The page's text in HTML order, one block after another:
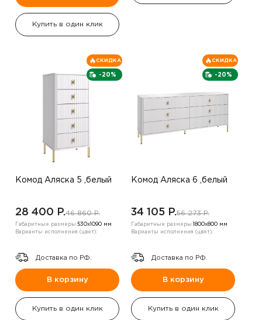
Купить в один клик
-20%
СКИДКА
Комод Аляска 5 ,белый
28 400 P.46 860 P.
Габаритные размеры:530х1090 мм
Варианты исполнения (цвет):
Доставка по РФ.
В корзину
Купить в один клик
-20%
СКИДКА
Комод Аляска 6 ,белый
34 105 P.56 273 P.
Габаритные размеры: 1800х800 мм
Варианты исполнения (цвет):
Доставка по РФ.
В корзину
Купить в один клик